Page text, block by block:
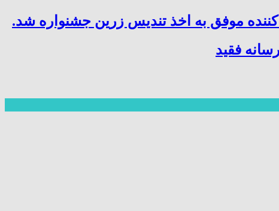
موفق به اخذ تندیس زرین جشنواره شد.
فقید